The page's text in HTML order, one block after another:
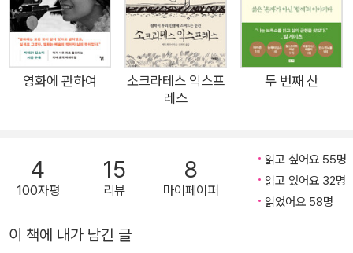
서 이제까지와는 반대로 아무도 소식을 전한 적이 없는, 세계에서
가장 행복한 나라의 정체를 밝혀보기로 결심한다. 어떤 나라가 행
복한 나라일까? 세금이 없는 나라에서 산다면? 실패가 오히려 장
려되는 나라에서 산다면? 지나치게 생각을 많이 하는 것을 달가
워하지 않는 나라에서 산다면? 그렇다면 우리는 행복할까? 그곳
품고 우리가 행복의 필수 조건이라고 생각하는 돈, 즐거움, 영적
깊이, 가족 등을 완벽하게 갖추고 있다는 나라들을 다녀보기로 결
여행하며 행복학 연구자에서 정치가까지, 처세술에서 최면술까
영화에 관하여
소크라테스 익스프
레스
두 번째 산
4
100자평
15
리뷰
8
마이페이퍼
읽고 싶어요 55명
읽고 있어요 32명
읽었어요 58명
이 책에 내가 남긴 글